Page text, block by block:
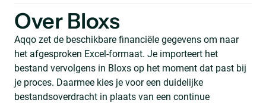
Over Bloxs
Aqqo zet de beschikbare financiële gegevens om naar
het afgesproken Excel-formaat. Je importeert het
bestand vervolgens in Bloxs op het moment dat past bij
je proces. Daarmee kies je voor een duidelijke
bestandsoverdracht in plaats van een continue